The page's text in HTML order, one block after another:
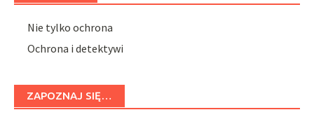
Nie tylko ochrona
Ochrona i detektywi
ZAPOZNAJ SIĘ…